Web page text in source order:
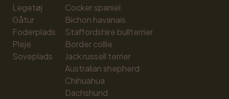
Legetøj
Gåtur
Foderplads
Pleje
Soveplads
Cocker spaniel
Bichon havanais
Staffordshire bullterrier
Border collie
Jack russell terrier
Australian shepherd
Chihuahua
Dachshund